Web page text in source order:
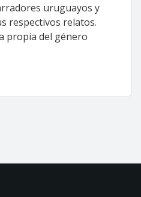
uruguayos y
respectivos relatos.
propia del género